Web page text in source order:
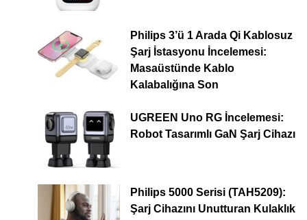
Philips 3’ü 1 Arada Qi Kablosuz
Şarj İstasyonu İncelemesi:
Masaüstünde Kablo
Kalabalığına Son
UGREEN Uno RG İncelemesi:
Robot Tasarımlı GaN Şarj Cihazı
Philips 5000 Serisi (TAH5209):
Şarj Cihazını Unutturan Kulaklık